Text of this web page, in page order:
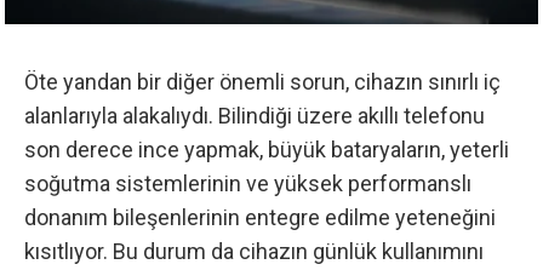
Öte yandan bir diğer önemli sorun, cihazın sınırlı iç
alanlarıyla alakalıydı. Bilindiği üzere akıllı telefonu
son derece ince yapmak, büyük bataryaların, yeterli
soğutma sistemlerinin ve yüksek performanslı
donanım bileşenlerinin entegre edilme yeteneğini
kısıtlıyor. Bu durum da cihazın günlük kullanımını